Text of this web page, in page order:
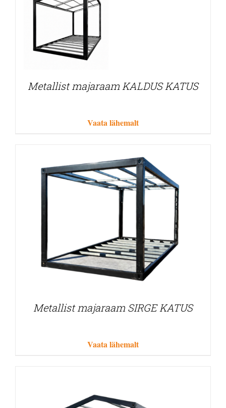
Metallist majaraam KALDUS KATUS
Vaata lähemalt
Metallist majaraam SIRGE KATUS
Vaata lähemalt